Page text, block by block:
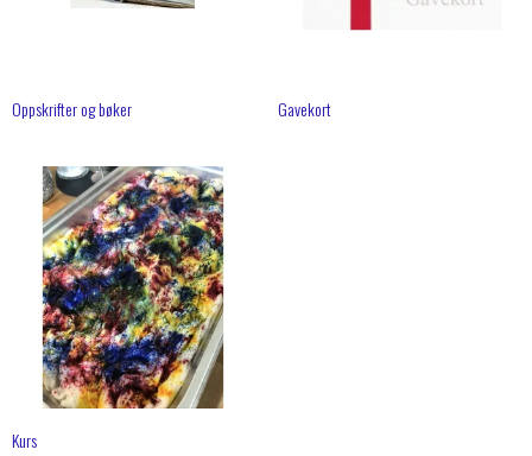
Oppskrifter og bøker Gavekort
Kurs